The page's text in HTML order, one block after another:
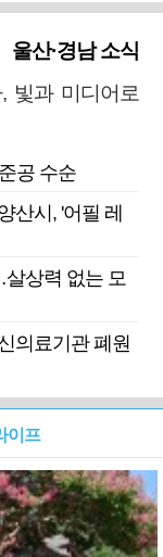
울산·경남 소식
빛과 미디어로
공 수순
산시, '어필 레
상력 없는 모
의료기관 폐원
이프